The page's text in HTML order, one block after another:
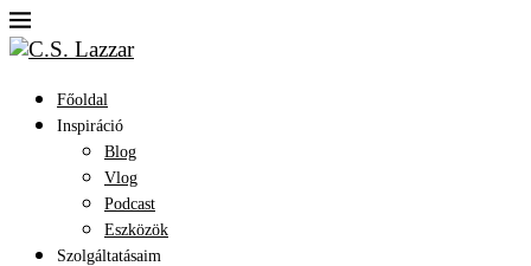
Főoldal
Inspiráció
Blog
Vlog
Podcast
Eszközök
Szolgáltatásaim